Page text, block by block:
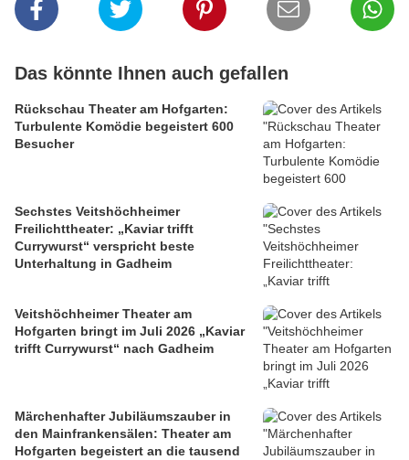
Das könnte Ihnen auch gefallen
Rückschau Theater am Hofgarten:
Turbulente Komödie begeistert 600
Besucher
Sechstes Veitshöchheimer
Freilichttheater: „Kaviar trifft
Currywurst“ verspricht beste
Unterhaltung in Gadheim
Veitshöchheimer Theater am
Hofgarten bringt im Juli 2026 „Kaviar
trifft Currywurst“ nach Gadheim
Märchenhafter Jubiläumszauber in
den Mainfrankensälen: Theater am
Hofgarten begeistert an die tausend